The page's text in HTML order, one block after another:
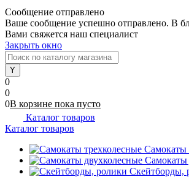
Сообщение отправлено
Ваше сообщение успешно отправлено. В
Вами свяжется наш специалист
Закрыть окно
0
0
0В корзине пока пусто
Каталог товаров
Каталог товаров
Самокаты
Самокаты
Скейтборды,